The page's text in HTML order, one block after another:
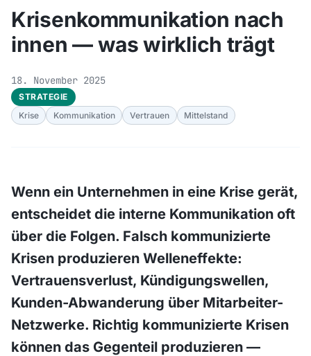
Krisenkommunikation nach
innen — was wirklich trägt
18. November 2025
STRATEGIE
Krise
Kommunikation Vertrauen Mittelstand
Wenn ein Unternehmen in eine Krise gerät,
entscheidet die interne Kommunikation oft
über die Folgen. Falsch kommunizierte
Krisen produzieren Welleneffekte:
Vertrauensverlust, Kündigungswellen,
Kunden-Abwanderung über Mitarbeiter-
Netzwerke. Richtig kommunizierte Krisen
können das Gegenteil produzieren —